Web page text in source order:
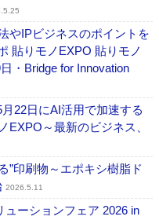
やIPビジネスのポイントを
貼りモノEXPO 貼りモノ
・Bridge for Innovation
22日にAI活用で加速する
EXPO～最新のビジネス、
”印刷物～エポキシ樹脂ド
2026.5.11
ーションフェア 2026 in